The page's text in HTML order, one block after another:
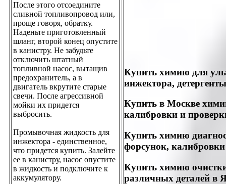
После этого отсоедините
сливной топливопровод или,
проще говоря, обратку.
Наденьте приготовленный
шланг, второй конец опустите
в канистру. Не забудьте
отключить штатный
топливной насос, вытащив
предохранитель, а в
двигатель вкрутите старые
свечи. После агрессивной
мойки их придется
выбросить.
Промывочная жидкость для
инжектора - единственное,
что придется купить. Залейте
ее в канистру, насос опустите
в жидкость и подключите к
аккумулятору.
Купить химию для
инжектора,
Купить в Москве
калибровки и
Купить химию
форсунок,
Купить химию
различных деталей в